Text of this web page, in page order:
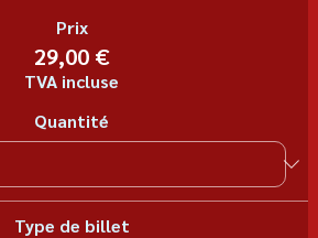
Prix
29,00 €
TVA incluse
Quantité
Type de billet